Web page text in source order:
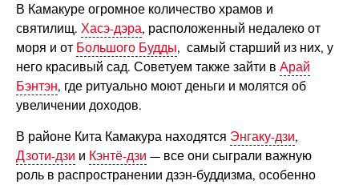
В Камакуре огромное количество храмов и
святилищ. Хасэ-дэра, расположенный недалеко от
моря и от Большого Будды, самый старший из них, у
него красивый сад. Советуем также зайти в Арай
Бэнтэн, где ритуально моют деньги и молятся об
увеличении доходов.
В районе Кита Камакура находятся Энгаку-дзи,
Дзоти-дзи и Кэнтё-дзи — все они сыграли важную
роль в распространении дзэн-буддизма, особенно